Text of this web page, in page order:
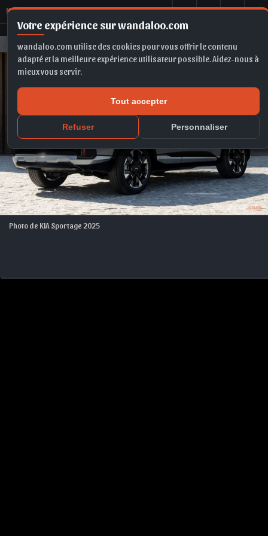
Votre expérience sur wandaloo.com
wandaloo.com utilise des cookies pour vous offrir le contenu
adapté et la meilleure expérience utilisateur possible. Aidez-nous à
mieux vous servir.
Tout accepter
Refuser Personnaliser
KIA Sportage 2025 Maroc
Photo de KIA Sportage 2025